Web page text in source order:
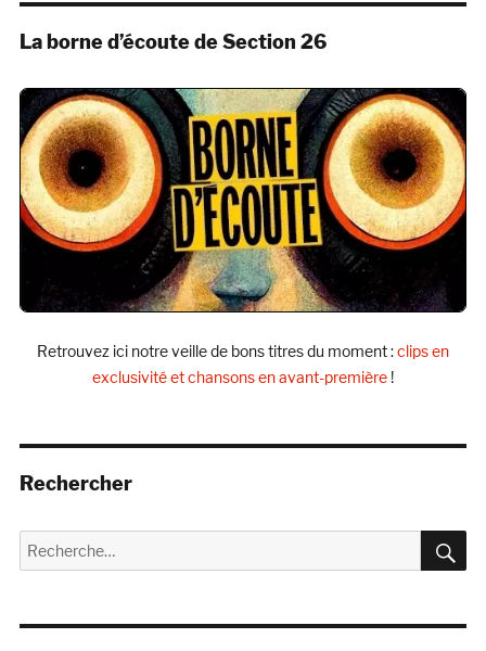
La borne d’écoute de Section 26
Retrouvez ici notre veille de bons titres du moment :clips en
exclusivité et chansons en avant-première !
Rechercher
Recherche
pour :